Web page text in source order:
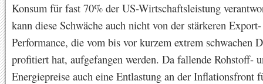
Konsum für fast 70% der US-Wirtschaftsleistung
kann diese Schwäche auch nicht von der stärkeren Export-
Performance, die vom bis vor kurzem extrem schwachen
profitiert hat, aufgefangen werden. Da fallende Rohstoff-
Energiepreise auch eine Entlastung an der Inflationsfront